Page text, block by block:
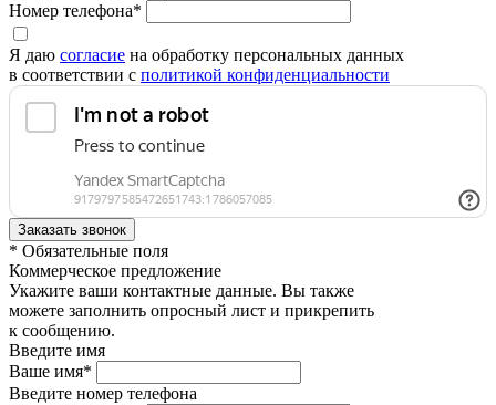
Номер телефона*
Я даю согласие на обработку персональных данных
в соответствии с политикой конфиденциальности
* Обязательные поля
Коммерческое предложение
Укажите ваши контактные данные. Вы также
можете заполнить опросный лист и прикрепить
к сообщению.
Введите имя
Ваше имя*
Введите номер телефона